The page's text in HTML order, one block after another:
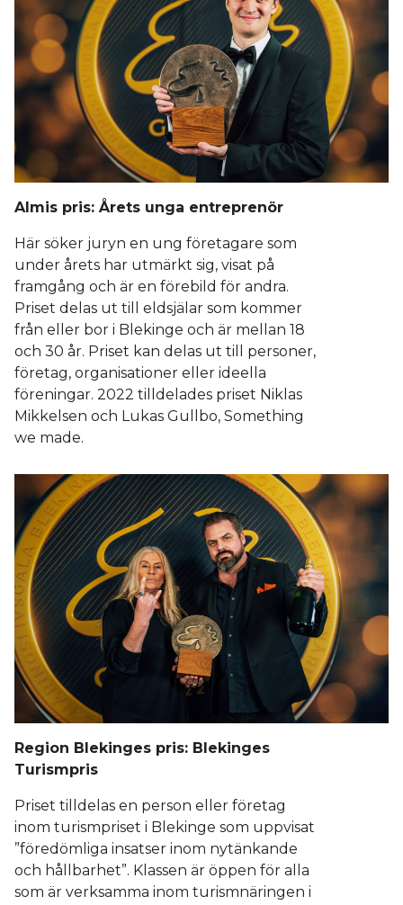
Almis pris: Årets unga entreprenör
Här söker juryn en ung företagare som
under årets har utmärkt sig, visat på
framgång och är en förebild för andra.
Priset delas ut till eldsjälar som kommer
från eller bor i Blekinge och är mellan 18
och 30 år. Priset kan delas ut till personer,
företag, organisationer eller ideella
föreningar. 2022 tilldelades priset Niklas
Mikkelsen och Lukas Gullbo, Something
we made.
Region Blekinges pris: Blekinges
Turismpris
Priset tilldelas en person eller företag
inom turismpriset i Blekinge som uppvisat
”föredömliga insatser inom nytänkande
och hållbarhet”. Klassen är öppen för alla
som är verksamma inom turismnäringen i